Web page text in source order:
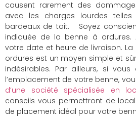
causent rarement des
avec les charges lourdes
bardeaux de toit. Soyez
indiquée de la benne à ordures.
votre date et heure de livraison.
ordures est un moyen simple et
indésirables. Par ailleurs, si
l’emplacement de votre benne,
d’une société spécialisée en
conseils vous permettront de
de placement idéal pour votre